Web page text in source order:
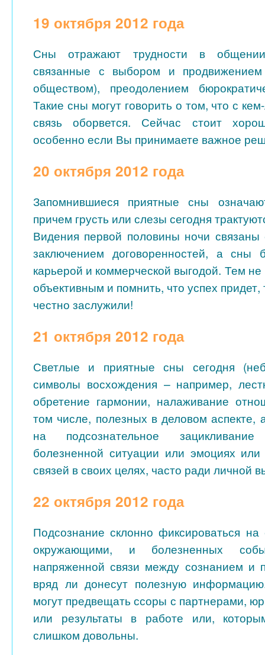
19 октября 2012 года
Сны отражают трудности в
связанные с выбором и
обществом), преодолением
Такие сны могут говорить о том, что с
связь оборвется. Сейчас стоит
особенно если Вы принимаете важное
20 октября 2012 года
Запомнившиеся приятные сны
причем грусть или слезы сегодня
Видения первой половины ночи
заключением договоренностей, а
карьерой и коммерческой выгодой. Тем
объективным и помнить, что успех
честно заслужили!
21 октября 2012 года
Светлые и приятные сны сегодня
символы восхождения – например,
обретение гармонии, налаживание
том числе, полезных в деловом аспекте,
на подсознательное
болезненной ситуации или эмоциях
связей в своих целях, часто ради личной
22 октября 2012 года
Подсознание склонно фиксироваться на
окружающими, и болезненных
напряженной связи между сознанием и
вряд ли донесут полезную
могут предвещать ссоры с партнерами,
или результаты в работе или,
слишком довольны.